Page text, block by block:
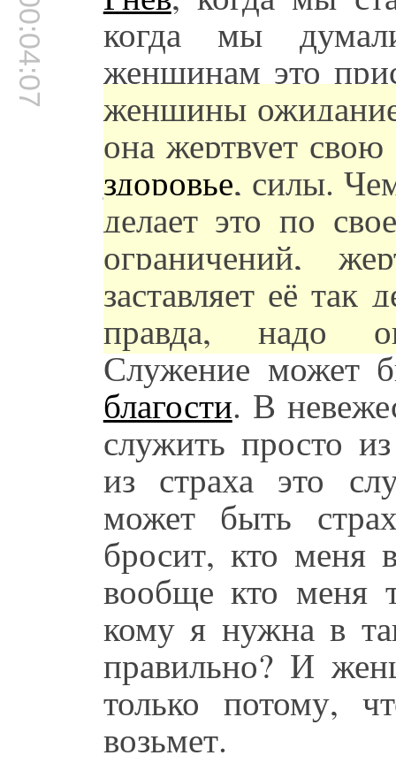
00:04:07 когда мы
женщинам это
женщины ожидание
она жертвует свою
здоровье, силы.
делает это по
ограничений,
заставляет её так
правда, надо
Служение может
благости. В
служить просто
из страха это
может быть
бросит, кто меня
вообще кто меня
кому я нужна в
правильно? И
только потому,
возьмет.